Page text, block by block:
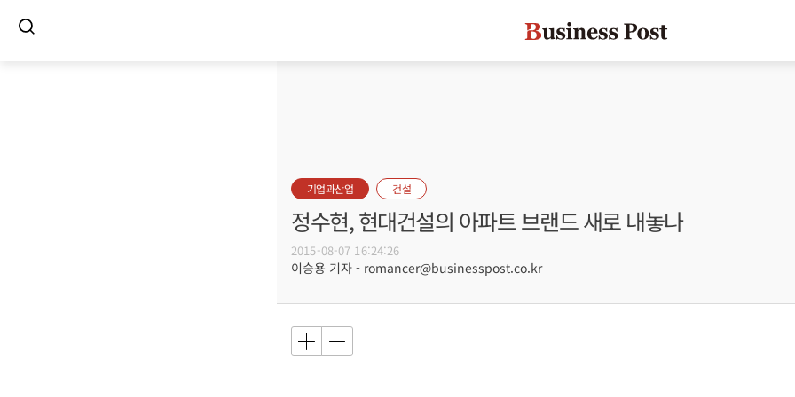
기업과산업 건설
정수현, 현대건설의 아파트 브랜드 새로 내놓나
2015-08-07 16:24:26
이승용 기자 - romancer@businesspost.co.kr